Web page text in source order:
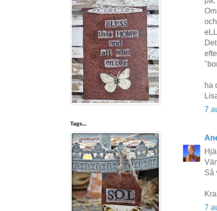
ha
7
Så
7
Tags...